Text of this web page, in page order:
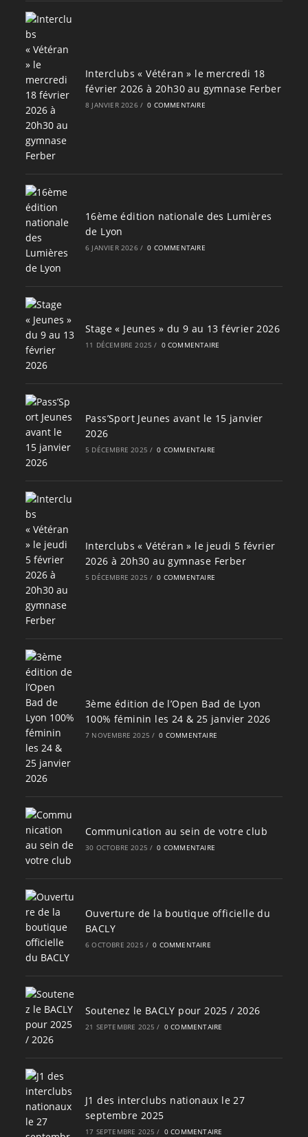
Interclubs « Vétéran » le mercredi 18
février 2026 à 20h30 au gymnase Ferber
8 JANVIER 2026 / 0 COMMENTAIRE
16ème édition nationale des Lumières
de Lyon
6 JANVIER 2026 / 0 COMMENTAIRE
Stage « Jeunes » du 9 au 13 février 2026
11 DÉCEMBRE 2025 / 0 COMMENTAIRE
Pass’Sport Jeunes avant le 15 janvier
2026
5 DÉCEMBRE 2025 / 0 COMMENTAIRE
Interclubs « Vétéran » le jeudi 5 février
2026 à 20h30 au gymnase Ferber
5 DÉCEMBRE 2025 / 0 COMMENTAIRE
3ème édition de l’Open Bad de Lyon
100% féminin les 24 & 25 janvier 2026
7 NOVEMBRE 2025 / 0 COMMENTAIRE
Communication au sein de votre club
30 OCTOBRE 2025 / 0 COMMENTAIRE
Ouverture de la boutique officielle du
BACLY
6 OCTOBRE 2025 / 0 COMMENTAIRE
Soutenez le BACLY pour 2025 / 2026
21 SEPTEMBRE 2025 / 0 COMMENTAIRE
J1 des interclubs nationaux le 27
septembre 2025
17 SEPTEMBRE 2025 / 0 COMMENTAIRE